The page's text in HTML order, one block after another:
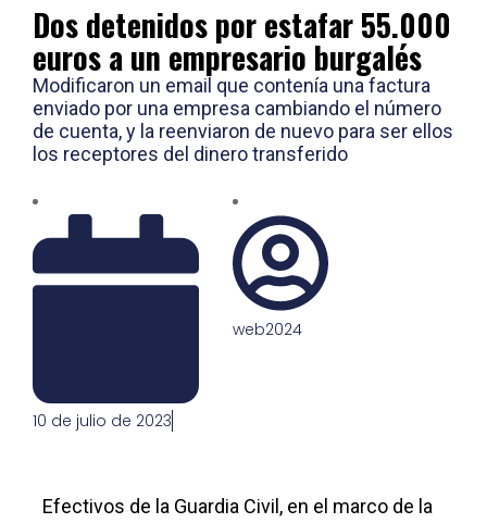
Dos detenidos por estafar 55.000
euros a un empresario burgalés
Modificaron un email que contenía una factura
enviado por una empresa cambiando el número
de cuenta, y la reenviaron de nuevo para ser ellos
los receptores del dinero transferido
10 de julio de 2023
web2024
Efectivos de la Guardia Civil, en el marco de la